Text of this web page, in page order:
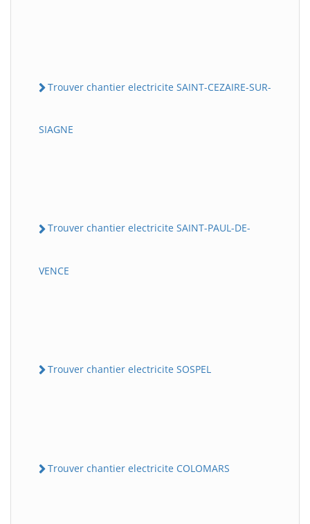
Trouver chantier electricite SAINT-CEZAIRE-SUR-
SIAGNE
Trouver chantier electricite SAINT-PAUL-DE-
VENCE
Trouver chantier electricite SOSPEL
Trouver chantier electricite COLOMARS